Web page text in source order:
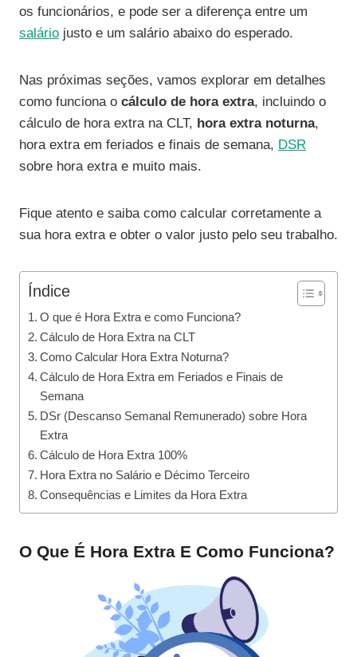
os funcionários, e pode ser a diferença entre um
salário justo e um salário abaixo do esperado.
Nas próximas seções, vamos explorar em detalhes
como funciona o cálculo de hora extra, incluindo o
cálculo de hora extra na CLT, hora extra noturna,
hora extra em feriados e finais de semana, DSR
sobre hora extra e muito mais.
Fique atento e saiba como calcular corretamente a
sua hora extra e obter o valor justo pelo seu trabalho.
Índice
O que é Hora Extra e como Funciona?
Cálculo de Hora Extra na CLT
Como Calcular Hora Extra Noturna?
Cálculo de Hora Extra em Feriados e Finais de
Semana
DSr (Descanso Semanal Remunerado) sobre Hora
Extra
Cálculo de Hora Extra 100%
Hora Extra no Salário e Décimo Terceiro
Consequências e Limites da Hora Extra
O Que É Hora Extra E Como Funciona?